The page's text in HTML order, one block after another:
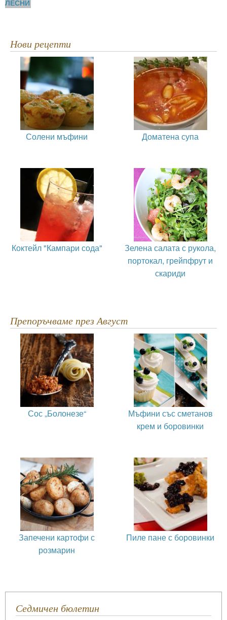
ЛЕСНИ
Нови рецепти
Солени мъфини Доматена супа
Коктейл "Кампари сода"
Зелена салата с рукола,
портокал, грейпфрут и
скариди
Препоръчваме през Август
Сос „Болонезе“
Мъфини със сметанов
крем и боровинки
Запечени картофи с
розмарин
Пиле пане с боровинки
Седмичен бюлетин